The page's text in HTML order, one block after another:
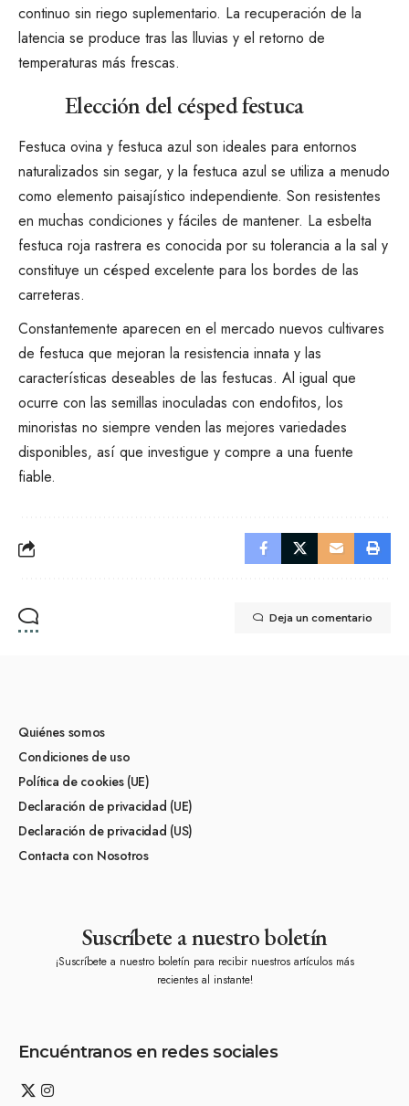
continuo sin riego suplementario. La recuperación de la
latencia se produce tras las lluvias y el retorno de
temperaturas más frescas.
Elección del césped festuca
Festuca ovina y festuca azul son ideales para entornos
naturalizados sin segar, y la festuca azul se utiliza a menudo
como elemento paisajístico independiente. Son resistentes
en muchas condiciones y fáciles de mantener. La esbelta
festuca roja rastrera es conocida por su tolerancia a la sal y
constituye un césped excelente para los bordes de las
carreteras.
Constantemente aparecen en el mercado nuevos cultivares
de festuca que mejoran la resistencia innata y las
características deseables de las festucas. Al igual que
ocurre con las semillas inoculadas con endofitos, los
minoristas no siempre venden las mejores variedades
disponibles, así que investigue y compre a una fuente
fiable.
Deja un comentario
Quiénes somos
Condiciones de uso
Política de cookies (UE)
Declaración de privacidad (UE)
Declaración de privacidad (US)
Contacta con Nosotros
Suscríbete a nuestro boletín
¡Suscríbete a nuestro boletín para recibir nuestros artículos más
recientes al instante!
Encuéntranos en redes sociales